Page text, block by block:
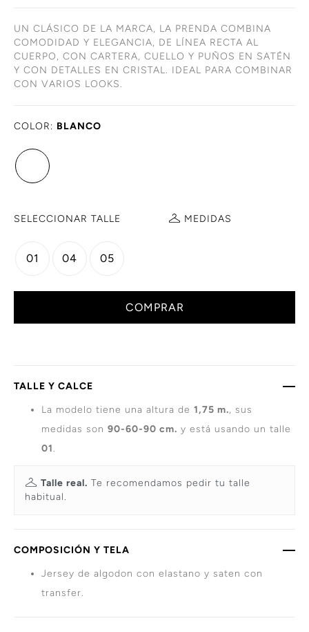
UN CLÁSICO DE LA MARCA, LA PRENDA COMBINA
COMODIDAD Y ELEGANCIA, DE LÍNEA RECTA AL
CUERPO, CON CARTERA, CUELLO Y PUÑOS EN SATÉN
Y CON DETALLES EN CRISTAL. IDEAL PARA COMBINAR
CON VARIOS LOOKS.
COLOR: BLANCO
SELECCIONAR TALLE MEDIDAS
01 04 05
COMPRAR
TALLE Y CALCE
La modelo tiene una altura de 1,75 m., sus
medidas son 90-60-90 cm. y está usando un talle
01.
Talle real. Te recomendamos pedir tu talle
habitual.
COMPOSICIÓN Y TELA
Jersey de algodon con elastano y saten con
transfer.